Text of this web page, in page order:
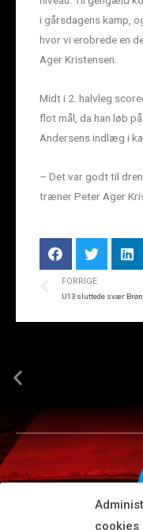
cookies
i gårsdagens kamp,
hvor vi erobrede en
Ager Kristensen.
Midt i 2. halvleg
flot mål, da han løb
Andersens indlæg i
– Det var godt til
træner Peter Ager
FORRIGE